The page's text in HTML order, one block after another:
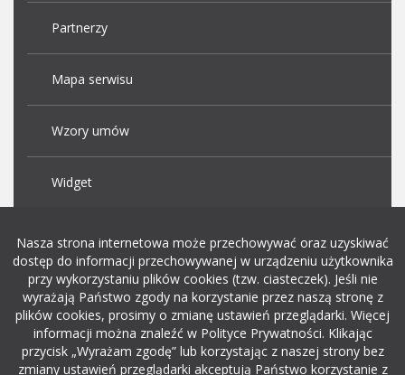
Partnerzy
Mapa serwisu
Wzory umów
Widget
Dodaj ogłoszenie o pracę
rekrutacja w it
Nasza strona internetowa może przechowywać oraz uzyskiwać
dostęp do informacji przechowywanej w urządzeniu użytkownika
przy wykorzystaniu plików cookies (tzw. ciasteczek). Jeśli nie
wyrażają Państwo zgody na korzystanie przez naszą stronę z
plików cookies, prosimy o zmianę ustawień przeglądarki. Więcej
informacji można znaleźć w Polityce Prywatności. Klikając
przycisk „Wyrażam zgodę” lub korzystając z naszej strony bez
zmiany ustawień przeglądarki akceptują Państwo korzystanie z